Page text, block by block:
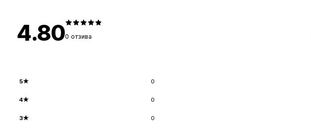
4.800 отзива
5★ 0
4★ 0
3★ 0